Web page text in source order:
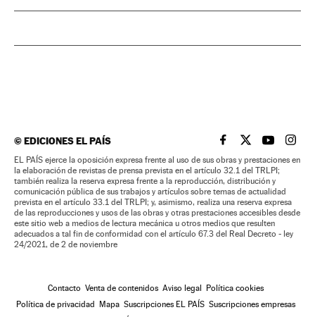
©EDICIONES EL PAÍS EL PAÍS BRASIL EN
EL PAÍSEL PAÍS
EL
EL PAÍS ejerce la oposición expresa frente al uso de sus obras y prestaciones en
la elaboración de revistas de prensa prevista en el artículo 32.1 del TRLPI;
también realiza la reserva expresa frente a la reproducción, distribución y
comunicación pública de sus trabajos y artículos sobre temas de actualidad
prevista en el artículo 33.1 del TRLPI; y, asimismo, realiza una reserva expresa
de las reproducciones y usos de las obras y otras prestaciones accesibles desde
este sitio web a medios de lectura mecánica u otros medios que resulten
adecuados a tal fin de conformidad con el artículo 67.3 del Real Decreto - ley
24/2021, de 2 de noviembre
Contacto Venta de contenidos Aviso legal
Política cookies
Política de privacidad
Mapa Suscripciones EL PAÍS Suscripciones empresas